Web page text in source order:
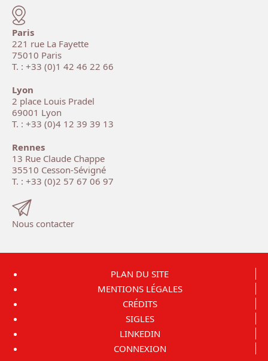
Paris
221 rue La Fayette
75010 Paris
T. : +33 (0)1 42 46 22 66
Lyon
2 place Louis Pradel
69001 Lyon
T. : +33 (0)4 12 39 39 13
Rennes
13 Rue Claude Chappe
35510 Cesson-Sévigné
T. : +33 (0)2 57 67 06 97
Nous contacter
PLAN DU SITE
MENTIONS LÉGALES
CRÉDITS
SIGLES
LINKEDIN
CONNEXION